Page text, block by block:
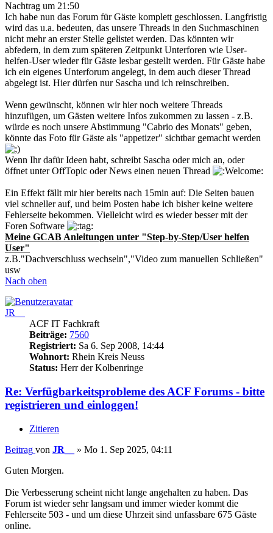
Nachtrag um 21:50
Ich habe nun das Forum für Gäste komplett geschlossen. Langfristig
wird das u.a. bedeuten, das unsere Threads in den Suchmaschinen
nicht mehr an erster Stelle gelistet werden. Das könnten wir
abfedern, in dem zum späteren Zeitpunkt Unterforen wie User-
helfen-User wieder für Gäste lesbar gestellt werden. Für Gäste habe
ich ein eigenes Unterforum angelegt, in dem auch dieser Thread
abgelegt ist. Hier dürfen nur Sascha und ich reinschreiben.
Wenn gewünscht, können wir hier noch weitere Threads
hinzufügen, um Gästen weitere Infos zukommen zu lassen - z.B.
würde es noch unsere Abstimmung "Cabrio des Monats" geben,
könnte das Foto für Gäste als "appetizer" sichtbar gemacht werden
Wenn Ihr dafür Ideen habt, schreibt Sascha oder mich an, oder
öffnet unter OffTopic oder News einen neuen Thread
Ein Effekt fällt mir hier bereits nach 15min auf: Die Seiten bauen
viel schneller auf, und beim Posten habe ich bisher keine weitere
Fehlerseite bekommen. Vielleicht wird es wieder besser mit der
Foren Software
Meine GCAB Anleitungen unter "Step-by-Step/User helfen
User"
z.B."Dachverschluss wechseln","Video zum manuellen Schließen"
usw
Nach oben
JR__
ACF IT Fachkraft
Beiträge: 7560
Registriert: Sa 6. Sep 2008, 14:44
Wohnort: Rhein Kreis Neuss
Status: Herr der Kolbenringe
Re: Verfügbarkeitsprobleme des ACF Forums - bitte
registrieren und einloggen!
Zitieren
Beitrag von JR__ » Mo 1. Sep 2025, 04:11
Guten Morgen.
Die Verbesserung scheint nicht lange angehalten zu haben. Das
Forum ist wieder sehr langsam und immer wieder kommt die
Fehlerseite 503 - und um diese Uhrzeit sind unfassbare 675 Gäste
online.